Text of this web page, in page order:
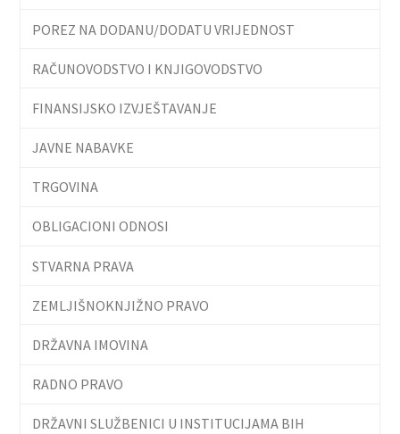
POREZ NA DODANU/DODATU VRIJEDNOST
RAČUNOVODSTVO I KNJIGOVODSTVO
FINANSIJSKO IZVJEŠTAVANJE
JAVNE NABAVKE
TRGOVINA
OBLIGACIONI ODNOSI
STVARNA PRAVA
ZEMLJIŠNOKNJIŽNO PRAVO
DRŽAVNA IMOVINA
RADNO PRAVO
DRŽAVNI SLUŽBENICI U INSTITUCIJAMA BIH